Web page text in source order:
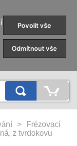
>
Frézovací
z tvrdokovu
Povolit vše
Odmítnout vše